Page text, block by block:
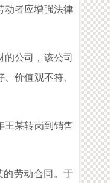
者应增强法律
公司，该公司
价值观不符、
某转岗到销售
劳动合同。于